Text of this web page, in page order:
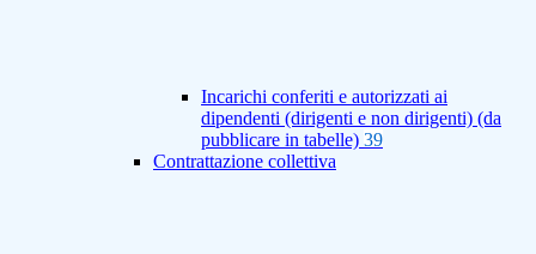
Incarichi conferiti e autorizzati ai
dipendenti (dirigenti e non dirigenti) (da
pubblicare in tabelle) 39
Contrattazione collettiva